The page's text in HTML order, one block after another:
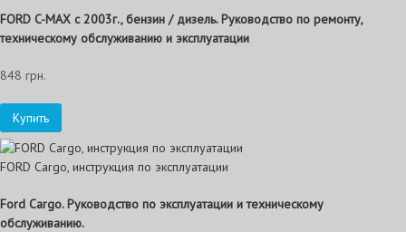
FORD C-MAX с 2003г., бензин / дизель. Руководство по ремонту,
техническому обслуживанию и эксплуатации
848 грн.
Купить
FORD Cargo, инструкция по эксплуатации
Ford Cargo. Руководство по эксплуатации и техническому
обслуживанию.